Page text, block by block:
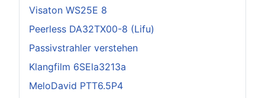
Visaton WS25E 8
Peerless DA32TX00-8 (Lifu)
Passivstrahler verstehen
Klangfilm 6SEla3213a
MeloDavid PTT6.5P4